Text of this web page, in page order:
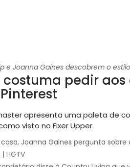
e Joanna Gaines descobrem o
costuma pedir
Joanna Gaines pergunta
HGTV